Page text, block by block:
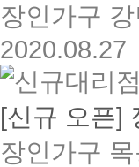
장인가구
2020.08.27
[신규 오픈]
장인가구